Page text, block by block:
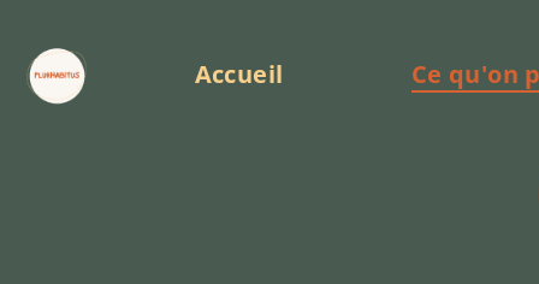
Accueil Ce qu'on